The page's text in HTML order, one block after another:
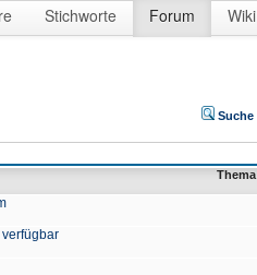
Stichworte Forum Wiki
Suche
Thema